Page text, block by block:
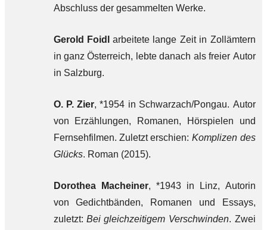
Abschluss der gesammelten Werke.
Gerold Foidl
arbeitete lange Zeit in Zollämtern
in ganz Österreich, lebte danach als freier Autor
in Salzburg.
O. P. Zier, *1954 in Schwarzach/Pongau. Autor
von Erzählungen, Romanen, Hörspielen und
Fernsehfilmen. Zuletzt erschien: Komplizen des
Glücks. Roman (2015).
Dorothea Macheiner, *1943 in Linz, Autorin
von Gedichtbänden, Romanen und Essays,
zuletzt: Bei gleichzeitigem Verschwinden. Zwei